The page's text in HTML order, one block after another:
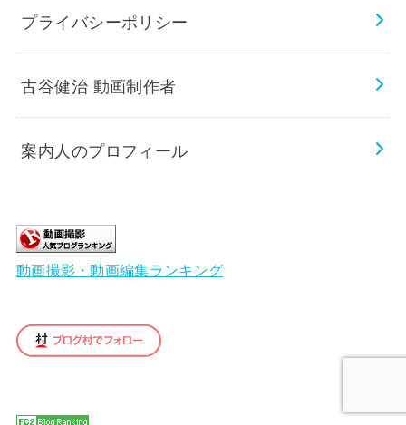
プライバシーポリシー
古谷健治 動画制作者
案内人のプロフィール
動画撮影・動画編集ランキング